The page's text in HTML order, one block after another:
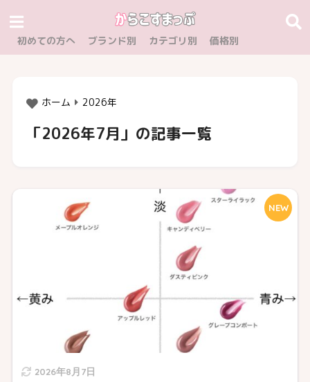
初めての方へ ブランド別 カテゴリ別 価格別
ホーム 2026年
「2026年7月」の記事一覧
2026年8月7日
NEW